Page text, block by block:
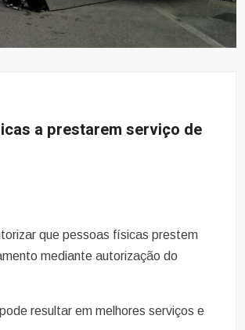
a prestarem serviço de
que pessoas físicas prestem
mediante autorização do
resultar em melhores serviços e